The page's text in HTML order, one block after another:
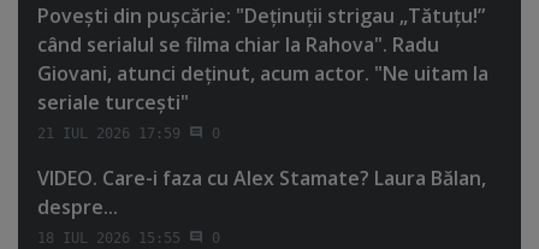
Poveşti din puşcărie: "Deţinuţii strigau „Tătuţu!”
când serialul se filma chiar la Rahova". Radu
Giovani, atunci deţinut, acum actor. "Ne uitam la
seriale turceşti"
21 IUL 2026 17:59 0
VIDEO. Care-i faza cu Alex Stamate? Laura Bălan,
despre...
18 IUL 2026 15:55 0